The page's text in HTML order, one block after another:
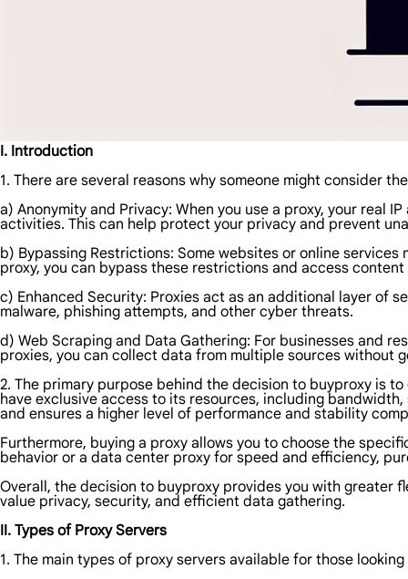
I. Introduction
1. There are several reasons why someone might consider
a) Anonymity and Privacy: When you use a proxy, your real
activities. This can help protect your privacy and prevent
b) Bypassing Restrictions: Some websites or online
proxy, you can bypass these restrictions and access
c) Enhanced Security: Proxies act as an additional layer of
malware, phishing attempts, and other cyber threats.
d) Web Scraping and Data Gathering: For businesses and
proxies, you can collect data from multiple sources without
2. The primary purpose behind the decision to buyproxy is
have exclusive access to its resources, including
and ensures a higher level of performance and stability
Furthermore, buying a proxy allows you to choose the
behavior or a data center proxy for speed and efficiency,
Overall, the decision to buyproxy provides you with greater
value privacy, security, and efficient data gathering.
II. Types of Proxy Servers
1. The main types of proxy servers available for those